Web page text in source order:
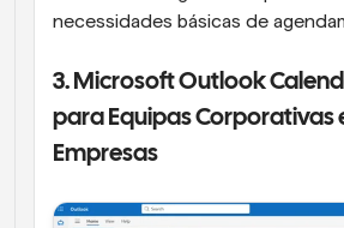
necessidades básicas de
3. Microsoft Outlook
para Equipas Corporativas
Empresas